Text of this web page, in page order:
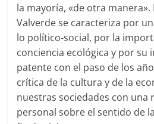
la mayoría, «de otra
Valverde se caracteriza por
lo político-social, por la
conciencia ecológica y por su
patente con el paso de los
crítica de la cultura y de la
nuestras sociedades con una
personal sobre el sentido de